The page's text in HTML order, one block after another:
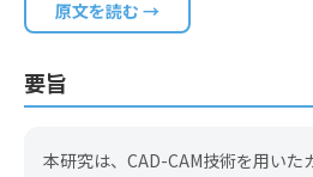
原文を読む →
要旨
本研究は、CAD-CAM技術を用いた